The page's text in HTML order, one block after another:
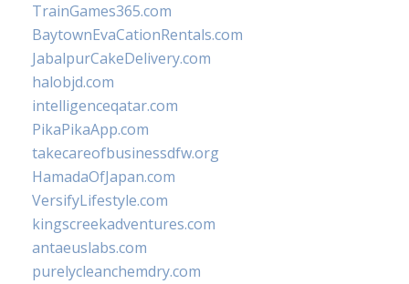
TrainGames365.com
BaytownEvaCationRentals.com
JabalpurCakeDelivery.com
halobjd.com
intelligenceqatar.com
PikaPikaApp.com
takecareofbusinessdfw.org
HamadaOfJapan.com
VersifyLifestyle.com
kingscreekadventures.com
antaeuslabs.com
purelycleanchemdry.com